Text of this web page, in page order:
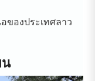
ของประเทศลาว